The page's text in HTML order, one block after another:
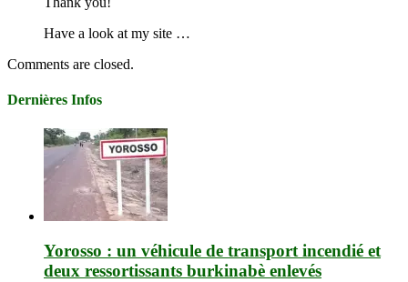
Have a look at my site …
Comments are closed.
Dernières Infos
Yorosso : un véhicule de transport incendié et
deux ressortissants burkinabè enlevés